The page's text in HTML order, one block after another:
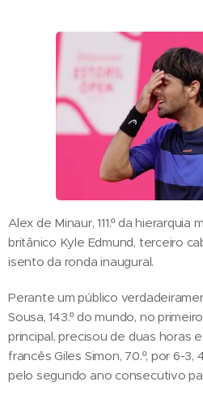
Alex de Minaur, 111.º da hierarquia
britânico Kyle Edmund, terceiro
isento da ronda inaugural.
Perante um público
Sousa, 143.º do mundo, no
principal, precisou de duas horas
francês Giles Simon, 70.º, por 6-
pelo segundo ano consecutivo